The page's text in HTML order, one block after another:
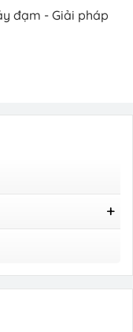
đạm - Giải pháp
- Hòa Bình